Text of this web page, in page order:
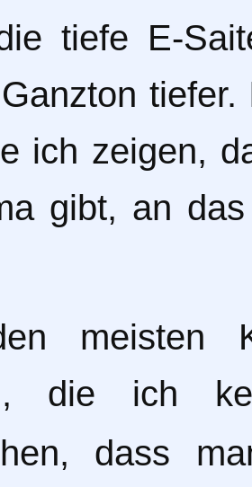
tiefe E-
ich zeigen,
gibt, an
meisten
die ich
dass